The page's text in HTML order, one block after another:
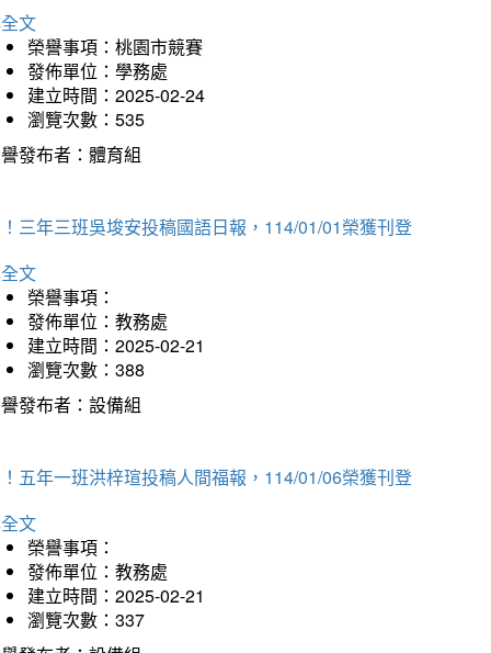
文
榮譽事項：桃園市競賽
發佈單位：學務處
建立時間：2025-02-24
瀏覽次數：535
發布者：體育組
三年三班吳埈安投稿國語日報，114/01/01榮獲刊登
文
榮譽事項：
發佈單位：教務處
建立時間：2025-02-21
瀏覽次數：388
發布者：設備組
五年一班洪梓瑄投稿人間福報，114/01/06榮獲刊登
文
榮譽事項：
發佈單位：教務處
建立時間：2025-02-21
瀏覽次數：337